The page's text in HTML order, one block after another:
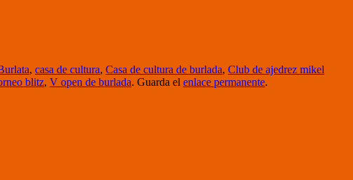
, casa de cultura, Casa de cultura de burlada, Club de ajedrez mikel
blitz, V open de burlada. Guarda el enlace permanente.